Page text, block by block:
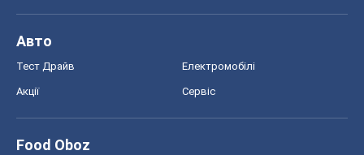
Авто
Тест Драйв Електромобілі
Акції Сервіс
Food Oboz